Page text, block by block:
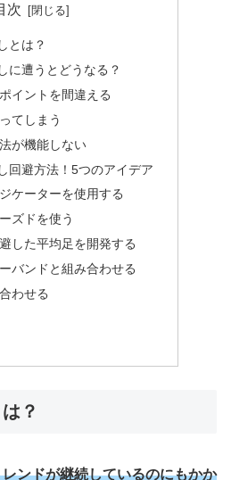
次
とは？
に遭うとどうなる？
イントを間違える
てしまう
が機能しない
回避方法！5つのアイデア
ケーターを使用する
ズドを使う
した平均足を開発する
バンドと組み合わせる
わせる
？
レンドが継続しているのにもかか